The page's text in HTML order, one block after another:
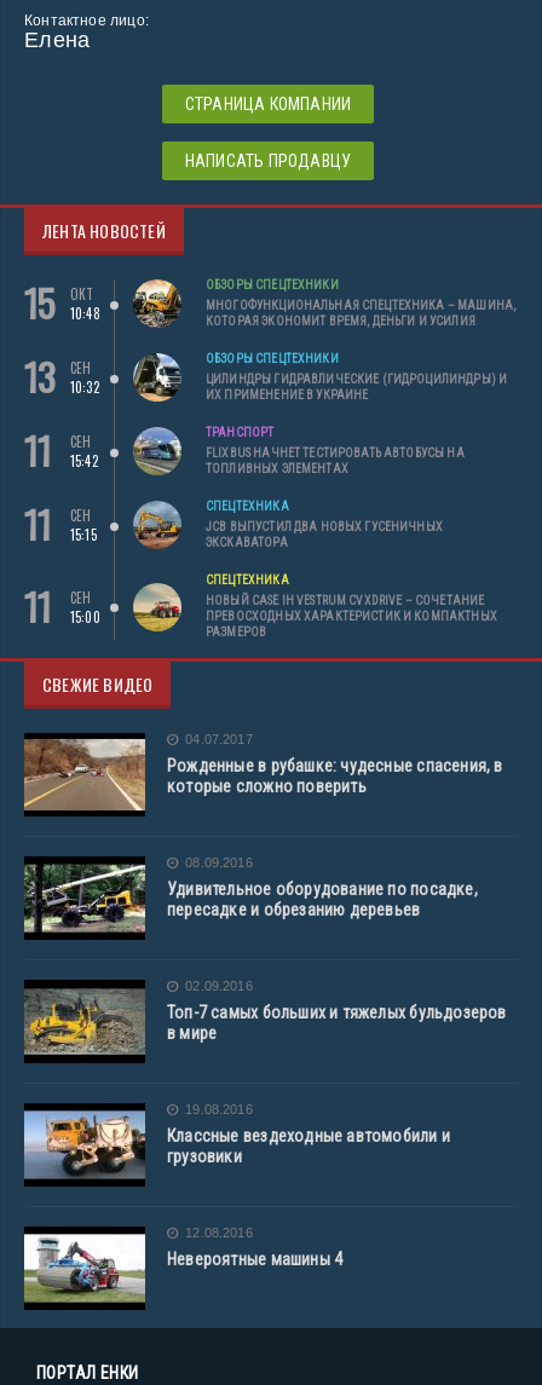
Контактное лицо:
Елена
СТРАНИЦА КОМПАНИИ
НАПИСАТЬ ПРОДАВЦУ
ЛЕНТА НОВОСТЕЙ
15
ОКТ
10:48
ОБЗОРЫ СПЕЦТЕХНИКИ
МНОГОФУНКЦИОНАЛЬНАЯ СПЕЦТЕХНИКА – МАШИНА,
КОТОРАЯ ЭКОНОМИТ ВРЕМЯ, ДЕНЬГИ И УСИЛИЯ
13
СЕН
10:32
ОБЗОРЫ СПЕЦТЕХНИКИ
ЦИЛИНДРЫ ГИДРАВЛИЧЕСКИЕ (ГИДРОЦИЛИНДРЫ) И
ИХ ПРИМЕНЕНИЕ В УКРАИНЕ
11
СЕН
15:42
ТРАНСПОРТ
FLIXBUS НАЧНЕТ ТЕСТИРОВАТЬ АВТОБУСЫ НА
ТОПЛИВНЫХ ЭЛЕМЕНТАХ
11
СЕН
15:15
СПЕЦТЕХНИКА
JCB ВЫПУСТИЛ ДВА НОВЫХ ГУСЕНИЧНЫХ
ЭКСКАВАТОРА
11
СЕН
15:00
СПЕЦТЕХНИКА
НОВЫЙ CASE IH VESTRUM CVXDRIVE – СОЧЕТАНИЕ
ПРЕВОСХОДНЫХ ХАРАКТЕРИСТИК И КОМПАКТНЫХ
РАЗМЕРОВ
СВЕЖИЕ ВИДЕО
04.07.2017
Рожденные в рубашке: чудесные спасения, в
которые сложно поверить
08.09.2016
Удивительное оборудование по посадке,
пересадке и обрезанию деревьев
02.09.2016
Топ-7 самых больших и тяжелых бульдозеров
в мире
19.08.2016
Классные вездеходные автомобили и
грузовики
12.08.2016
Невероятные машины 4
ПОРТАЛ ЕНКИ